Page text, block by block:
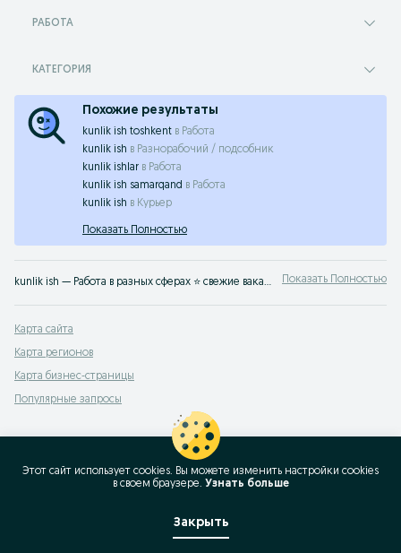
РАБОТА
КАТЕГОРИЯ
Похожие результаты
kunlik ish toshkent в Работа
kunlik ish в Разнорабочий / подсобник
kunlik ishlar в Работа
kunlik ish samarqand в Работа
kunlik ish в Курьер
Показать Полностью
kunlik ish — Работа в разных сферах ⭐ свежие вакансии для специалистов и новичков ⚡ высокая оплата ✔️ прямые работодатели Андижанская область на OLX.uz Показать Полностью
Карта сайта
Карта регионов
Карта бизнес-страницы
Популярные запросы
Этот сайт использует cookies. Вы можете изменить настройки cookies
в своeм браузере. Узнать больше
Закрыть